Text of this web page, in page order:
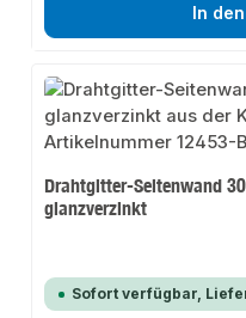
In
Drahtgitter-Seitenwand
glanzverzinkt
Sofort verfügbar,